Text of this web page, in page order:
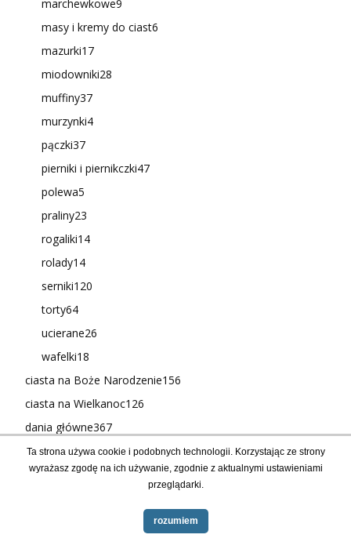
marchewkowe9
masy i kremy do ciast6
mazurki17
miodowniki28
muffiny37
murzynki4
pączki37
pierniki i piernikczki47
polewa5
praliny23
rogaliki14
rolady14
serniki120
torty64
ucierane26
wafelki18
ciasta na Boże Narodzenie156
ciasta na Wielkanoc126
dania główne367
dodatki39
gołąbki bigosy9
Ta strona używa cookie i podobnych technologii. Korzystając ze strony
wyrażasz zgodę na ich używanie, zgodnie z aktualnymi ustawieniami
przeglądarki.
rozumiem